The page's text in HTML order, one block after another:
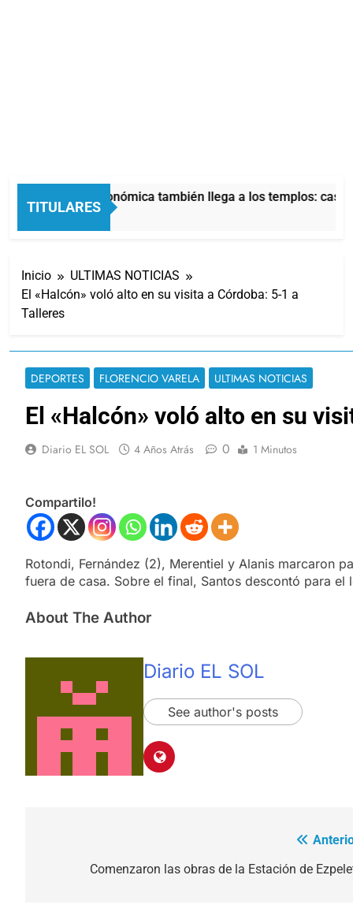
TITULARES
La crisis económica también llega a los templos: casi
8 Horas Atrás
Inicio
ULTIMAS NOTICIAS
El «Halcón» voló alto en su visita a Córdoba: 5-1 a
Talleres
DEPORTES FLORENCIO VARELA ULTIMAS NOTICIAS
El «Halcón» voló alto en su
Diario EL SOL 4 Años Atrás 0 1 Minutos
Compartilo!
Rotondi, Fernández (2), Merentiel y Alanis marcaron
fuera de casa. Sobre el final, Santos descontó para el
About The Author
Diario EL SOL
See author's posts
Comenzaron las obras de la Estación de